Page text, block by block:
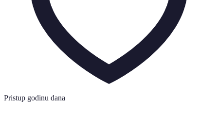
Pristup godinu dana